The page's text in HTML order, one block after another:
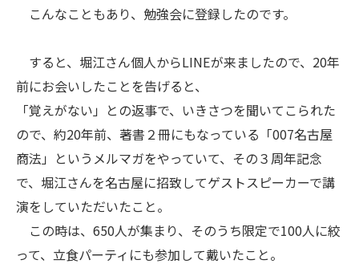
こんなこともあり、勉強会に登録したのです。
すると、堀江さん個人からLINEが来ましたので、20年
前にお会いしたことを告げると、
「覚えがない」との返事で、いきさつを聞いてこられた
ので、約20年前、著書２冊にもなっている「007名古屋
商法」というメルマガをやっていて、その３周年記念
で、堀江さんを名古屋に招致してゲストスピーカーで講
演をしていただいたこと。
この時は、650人が集まり、そのうち限定で100人に絞
って、立食パーティにも参加して戴いたこと。